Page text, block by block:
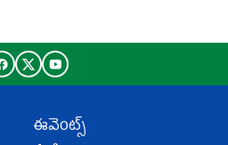
ఈవెంట్స్